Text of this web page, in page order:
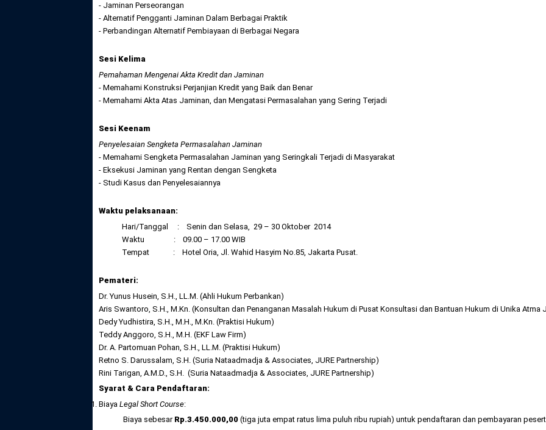
- Jaminan Perseorangan
- Alternatif Pengganti Jaminan Dalam Berbagai Praktik
- Perbandingan Alternatif Pembiayaan di Berbagai Negara
Sesi Kelima
Pemahaman Mengenai Akta Kredit dan Jaminan
- Memahami Konstruksi Perjanjian Kredit yang Baik dan Benar
- Memahami Akta Atas Jaminan, dan Mengatasi Permasalahan yang Sering Terjadi
Sesi Keenam
Penyelesaian Sengketa Permasalahan Jaminan
- Memahami Sengketa Permasalahan Jaminan yang Seringkali Terjadi di Masyarakat
- Eksekusi Jaminan yang Rentan dengan Sengketa
- Studi Kasus dan Penyelesaiannya
Waktu pelaksanaan:
Hari/Tanggal : Senin dan Selasa, 29 – 30 Oktober 2014
Waktu : 09.00 – 17.00 WIB
Tempat : Hotel Oria, Jl. Wahid Hasyim No.85, Jakarta Pusat.
Pemateri:
Dr. Yunus Husein, S.H., LL.M. (Ahli Hukum Perbankan)
Aris Swantoro, S.H., M.Kn. (Konsultan dan Penanganan Masalah Hukum di Pusat Konsultasi dan Bantuan Hukum di Unika Atma
Dedy Yudhistira, S.H., M.H., M.Kn. (Praktisi Hukum)
Teddy Anggoro, S.H., M.H. (EKF Law Firm)
Dr. A. Partomuan Pohan, S.H., LL.M. (Praktisi Hukum)
Retno S. Darussalam, S.H. (Suria Nataadmadja & Associates, JURE Partnership)
Rini Tarigan, A.M.D., S.H. (Suria Nataadmadja & Associates, JURE Partnership)
Syarat & Cara Pendaftaran:
Biaya Legal Short Course:
Biaya sebesar Rp.3.450.000,00 (tiga juta empat ratus lima puluh ribu rupiah) untuk pendaftaran dan pembayaran